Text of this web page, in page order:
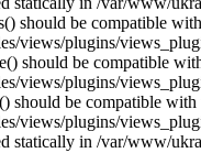
should be compatible
views/plugins/
should be compatible
views/plugins/
be compatible
views/plugins/
statically in /var/www/